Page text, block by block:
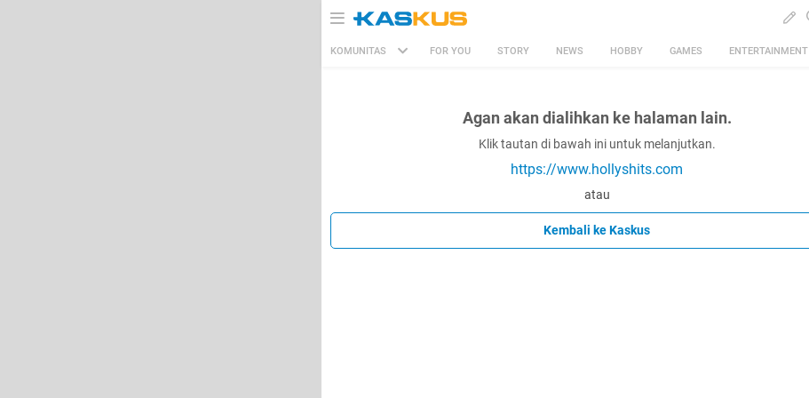
KOMUNITAS FOR YOU STORY NEWS HOBBY GAMES ENTERTAINMENT
Agan akan dialihkan ke halaman lain.
Klik tautan di bawah ini untuk melanjutkan.
https://www.hollyshits.com
atau
Kembali ke Kaskus